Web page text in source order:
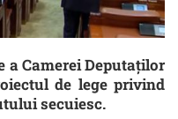
Camerei Deputaţilor
de lege privind
secuiesc.